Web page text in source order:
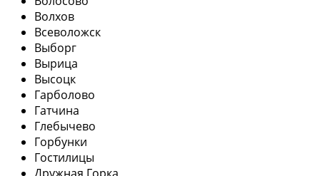
Волхов
Всеволожск
Выборг
Вырица
Высоцк
Гарболово
Гатчина
Глебычево
Горбунки
Гостилицы